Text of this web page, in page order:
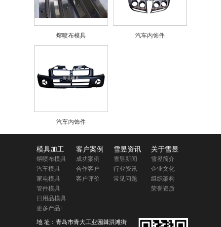
熔喷布模具 汽车内饰件
汽车内饰件
模具加工
熔喷布模具
汽车模具
家电模具
管件模具
日用品模具
更多产品+
客户案例
成功案例
合作客户
客户评价
雪昱资讯
雪昱新闻
行业资讯
常见问题
关于雪昱
雪昱简介
企业文化
组织架构
荣誉资质
地 址：青岛市青大工业园棘洪滩街